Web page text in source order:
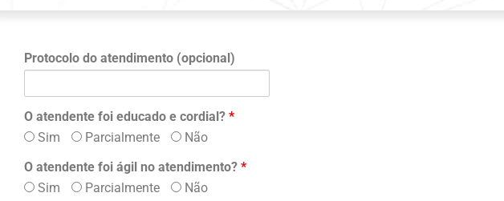
Protocolo do atendimento (opcional)
O atendente foi educado e cordial? *
Sim
Parcialmente
Não
O atendente foi ágil no atendimento? *
Sim
Parcialmente
Não